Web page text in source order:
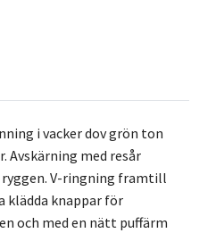
i vacker dov grön ton
Avskärning med resår
ryggen. V-ringning framtill
klädda knappar för
och med en nätt puffärm